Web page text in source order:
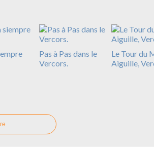
Pas à Pas dans le
Vercors.
Le Tour du
Aiguille,